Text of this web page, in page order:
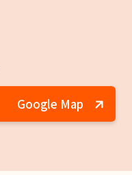
Google Map